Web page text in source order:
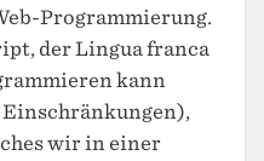
Programmierung.
der Lingua franca
kann
Einschränkungen),
wir in einer